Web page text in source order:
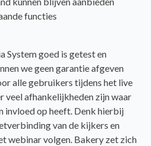
functies
System goed is getest en
we geen garantie afgeven
alle gebruikers tijdens het live
veel afhankelijkheden zijn waar
invloed op heeft. Denk hierbij
van de kijkers en
webinar volgen. Bakery zet zich